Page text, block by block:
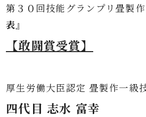
第３０ 回技能グランプリ畳製作
表』
【敢闘賞受賞】
厚生労働大臣認定 畳製作一級
四代目 志水 富幸